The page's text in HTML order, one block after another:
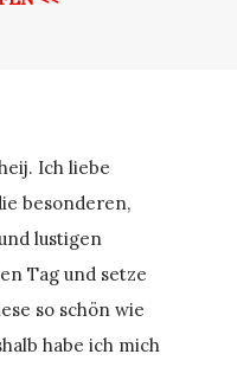
Ich liebe
besonderen,
lustigen
Tag und setze
so schön wie
habe ich mich